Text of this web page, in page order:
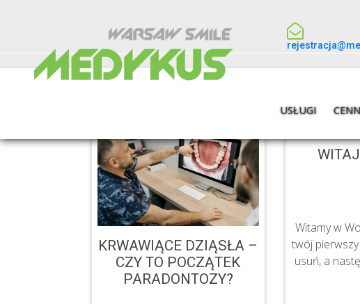
USŁUGI
KRWAWIĄCE DZIĄSŁA –
CZY TO POCZĄTEK
PARADONTOZY?
Witamy w
twój
usuń, a